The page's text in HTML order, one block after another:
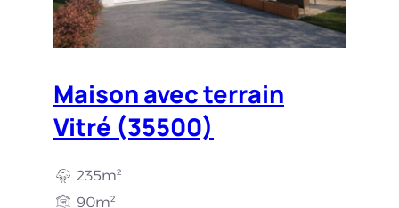
Maison avec terrain
Vitré (35500)
235m²
90m²